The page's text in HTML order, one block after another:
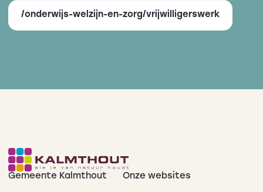
/onderwijs-welzijn-en-zorg/vrijwilligerswerk
Gemeente Kalmthout Onze websites